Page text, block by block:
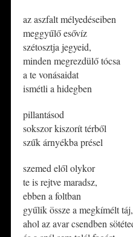
az aszfalt mélyedéseiben
meggyűlő esővíz
szétosztja jegyeid,
minden megrezdülő tócsa
a te vonásaidat
ismétli a hidegben
pillantásod
sokszor kiszorít térből
szűk árnyékba présel
​szemed elől olykor
te is rejtve maradsz,
ebben a foltban
gyűlik össze a megkímélt táj,
ahol az avar csendben